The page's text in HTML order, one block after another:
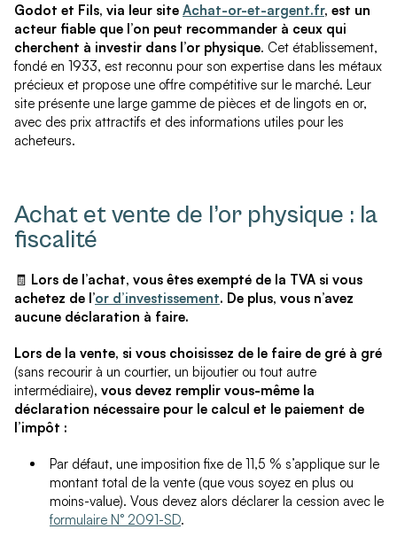
Godot et Fils, via leur site Achat-or-et-argent.fr, est un
acteur fiable que l’on peut recommander à ceux qui
cherchent à investir dans l’or physique. Cet établissement,
fondé en 1933, est reconnu pour son expertise dans les métaux
précieux et propose une offre compétitive sur le marché. Leur
site présente une large gamme de pièces et de lingots en or,
avec des prix attractifs et des informations utiles pour les
acheteurs.
Achat et vente de l’or physique : la
fiscalité
🧾 Lors de l’achat, vous êtes exempté de la TVA si vous
achetez de l’or d’investissement. De plus, vous n’avez
aucune déclaration à faire.
Lors de la vente, si vous choisissez de le faire de gré à gré
(sans recourir à un courtier, un bijoutier ou tout autre
intermédiaire), vous devez remplir vous-même la
déclaration nécessaire pour le calcul et le paiement de
l’impôt :
Par défaut, une imposition fixe de 11,5 % s’applique sur le
montant total de la vente (que vous soyez en plus ou
moins-value). Vous devez alors déclarer la cession avec le
formulaire N° 2091-SD.